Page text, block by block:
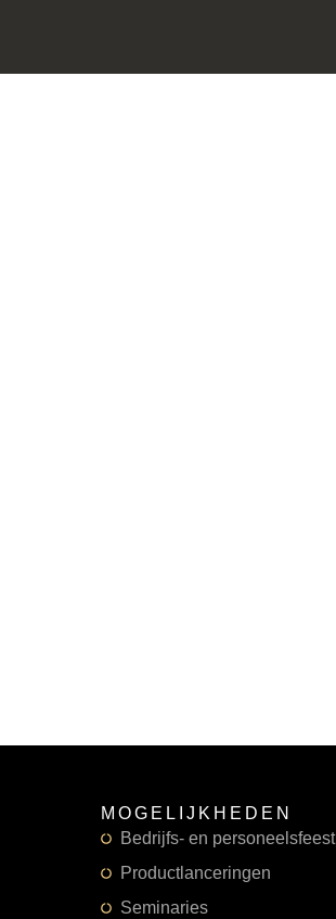
MOGELIJKHEDEN
Bedrijfs- en personeelsfeest
Productlanceringen
Seminaries